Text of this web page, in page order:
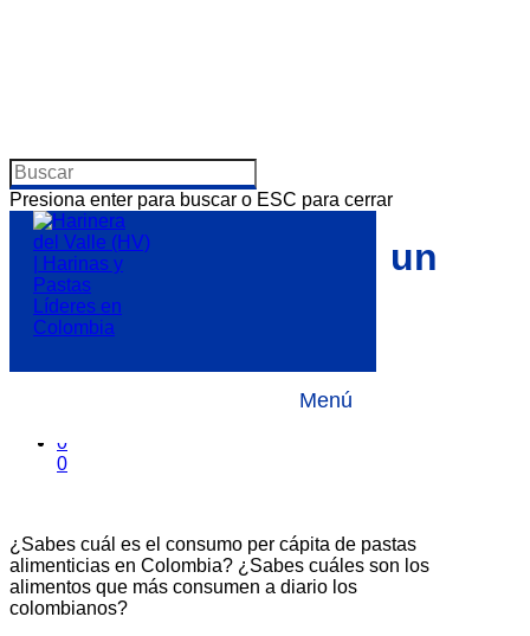
Presiona enter para buscar o ESC para cerrar
Menú
Pastas Alimenticias: un
alimento completo
0
0
¿Sabes cuál es el consumo per cápita de pastas
alimenticias en Colombia? ¿Sabes cuáles son los
alimentos que más consumen a diario los
colombianos?